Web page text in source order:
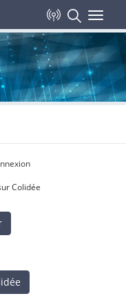
Toggle
Colidée